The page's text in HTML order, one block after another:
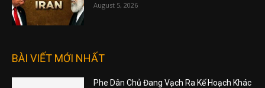
August 5, 2026
BÀI VIẾT MỚI NHẤT
Phe Dân Chủ Đang Vạch Ra Kế Hoạch Khác